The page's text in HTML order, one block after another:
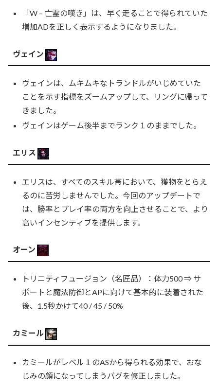
「W – 亡霊の嘆き」は、早く走ることで得られていた
増加ADを正しく表示するようになりました。
ヴェイン
ヴェインは、ムキムキなトランドルがいじめていた
ことを示す指標をズームアップして、リングに帰って
きました。
ヴェインはゲーム後半までランク１のままでした。
エリス
エリスは、すべてのスキル帯において、獲物をとらえ
るのに苦労しませんでした。今回のアップデートで
は、勝率とプレイ率の両方を向上させることで、より
高いインセンティブを提供します。
オーン
トリニティフュージョン（名匠品）：体力500 ⇒ サ
ポートと魔法防御とAPに向けて基本的に装着された
後、1.5秒かけて40 / 45 / 50%
カミール
カミールがレベル１のASから得られる効果で、おな
じみの顔になってしまうバグを修正しました。